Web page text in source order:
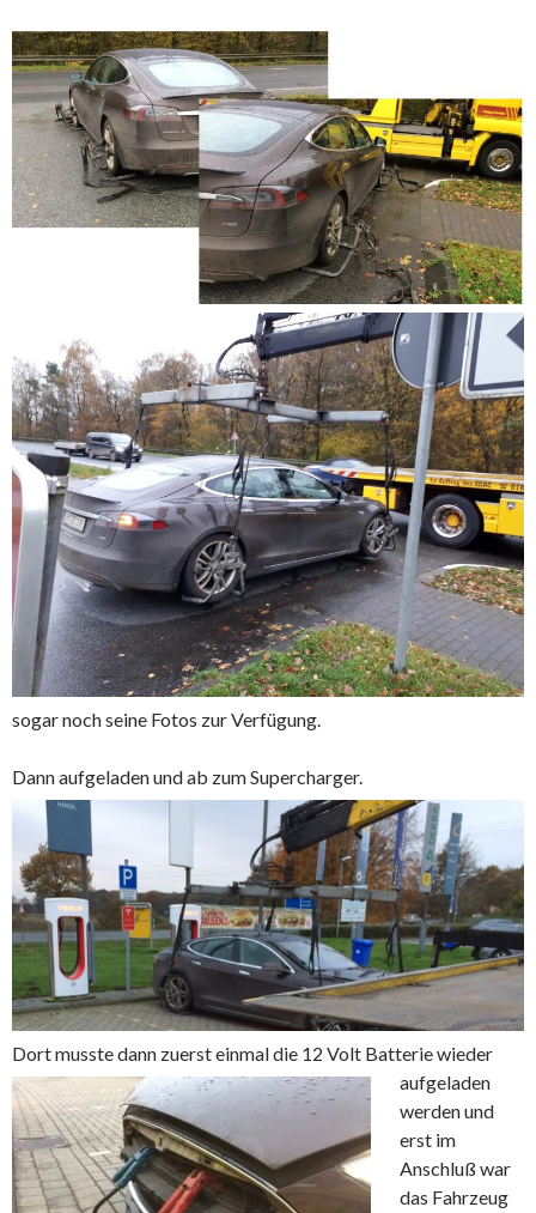
sogar noch seine Fotos zur Verfügung.
Dann aufgeladen und ab zum Supercharger.
Dort musste dann zuerst einmal die 12 Volt Batterie wieder
aufgeladen
werden und
erst im
Anschluß war
das Fahrzeug